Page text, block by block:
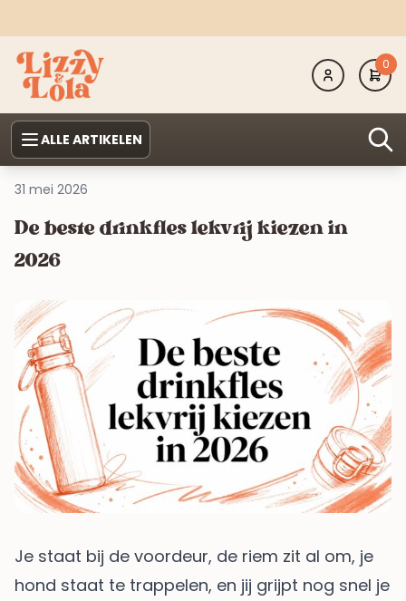
0
ALLE ARTIKELEN
31 mei 2026
De beste drinkfles lekvrij kiezen in
2026
Je staat bij de voordeur, de riem zit al om, je
hond staat te trappelen, en jij grijpt nog snel je